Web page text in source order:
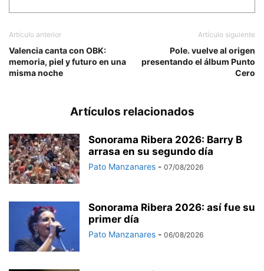
Artículo anterior
Valencia canta con OBK:
memoria, piel y futuro en una
misma noche
Artículo siguiente
Pole. vuelve al origen
presentando el álbum Punto
Cero
Artículos relacionados
Sonorama Ribera 2026: Barry B
arrasa en su segundo día
Pato Manzanares - 07/08/2026
Sonorama Ribera 2026: así fue su
primer día
Pato Manzanares - 06/08/2026